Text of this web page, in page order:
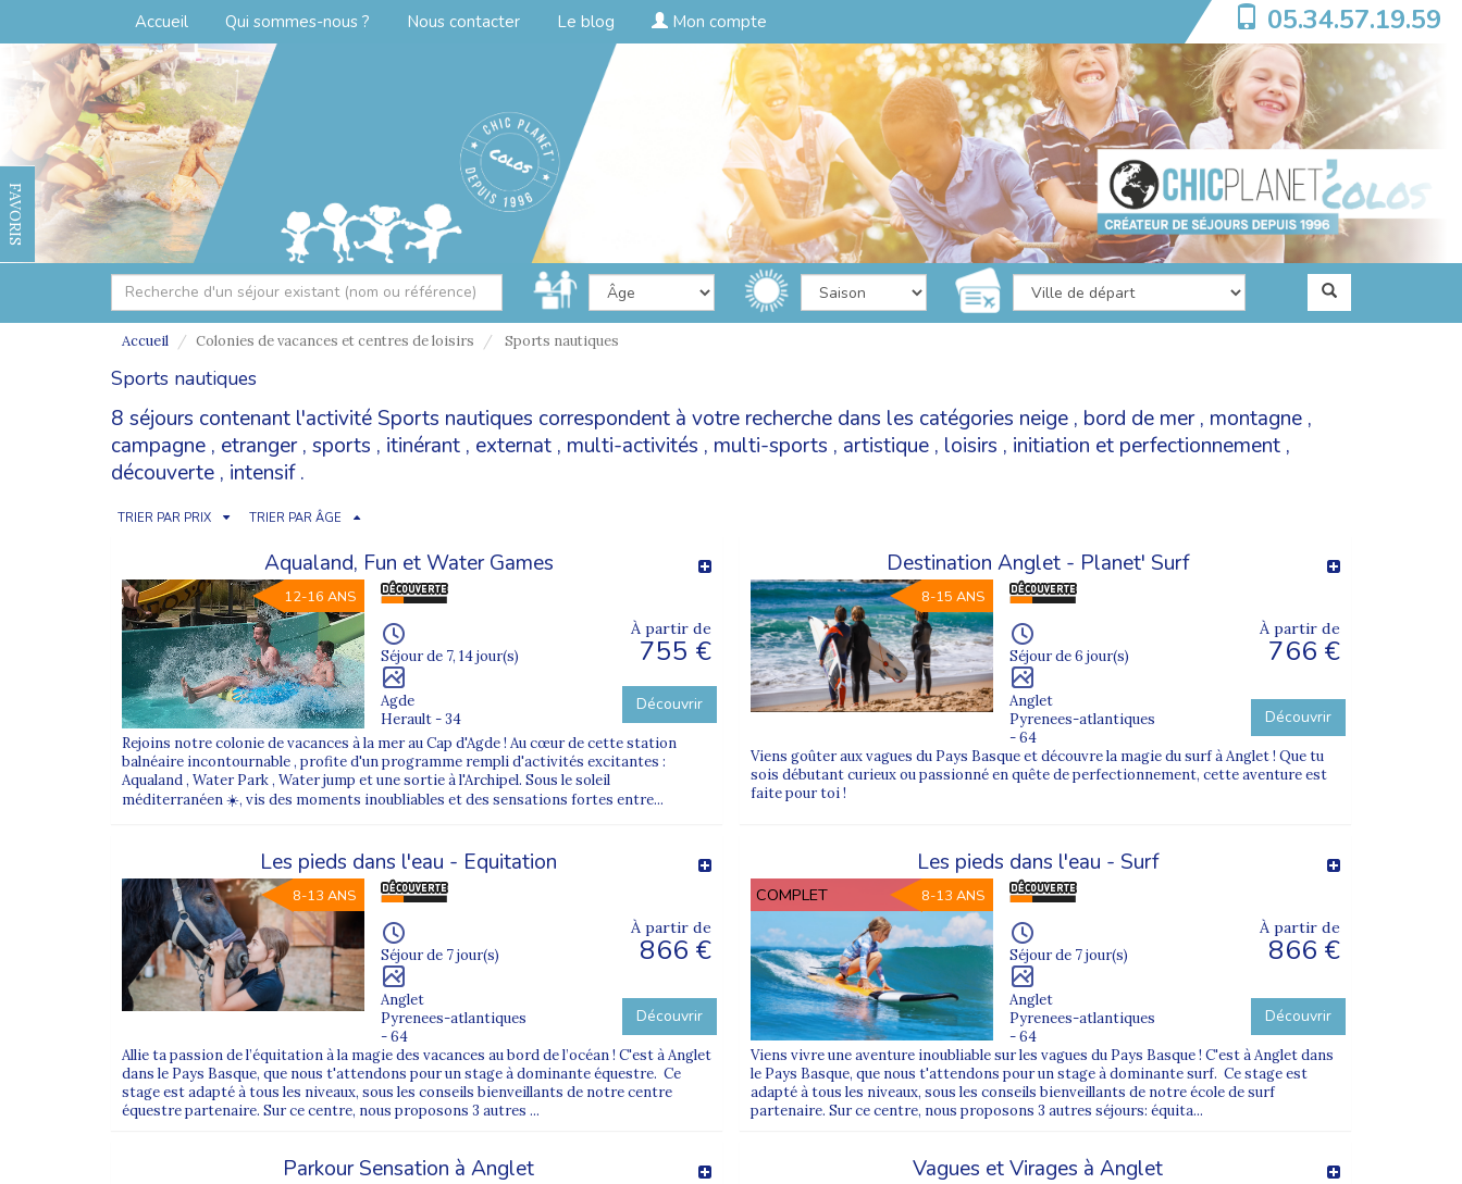
Accueil Qui sommes-nous ? Nous contacter Le blog Mon compte 05.34.57.19.59
FAVORIS
Accueil Colonies de vacances et centres de loisirs Sports nautiques
Sports nautiques
8 séjours contenant l'activité Sports nautiques correspondent à votre recherche dans les catégories neige , bord de mer, montagne ,
campagne , etranger, sports , itinérant , externat , multi-activités , multi-sports , artistique , loisirs , initiation et perfectionnement ,
découverte , intensif.
TRIER PAR PRIX TRIER PAR ÂGE
Aqualand, Fun et Water Games
12-16 ANS
Séjour de 7, 14 jour(s)
Agde
Herault - 34
À partir de
755 €
Découvrir
Rejoins notre colonie de vacances à la mer au Cap d'Agde ! Au cœur de cette station
balnéaire incontournable , profite d'un programme rempli d'activités excitantes :
Aqualand , Water Park , Water jump et une sortie à l'Archipel. Sous le soleil
méditerranéen ☀️, vis des moments inoubliables et des sensations fortes entre...
Destination Anglet - Planet' Surf
8-15 ANS
Séjour de 6 jour(s)
Anglet
Pyrenees-atlantiques
- 64
À partir de
766 €
Découvrir
Viens goûter aux vagues du Pays Basque et découvre la magie du surf à Anglet ! Que tu
sois débutant curieux ou passionné en quête de perfectionnement, cette aventure est
faite pour toi !
Les pieds dans l'eau - Equitation
8-13 ANS
Séjour de 7 jour(s)
Anglet
Pyrenees-atlantiques
- 64
À partir de
866 €
Découvrir
Allie ta passion de l’équitation à la magie des vacances au bord de l’océan ! C'est à Anglet
dans le Pays Basque, que nous t'attendons pour un stage à dominante équestre. Ce
stage est adapté à tous les niveaux, sous les conseils bienveillants de notre centre
équestre partenaire. Sur ce centre, nous proposons 3 autres ...
Les pieds dans l'eau - Surf
COMPLET 8-13 ANS
Séjour de 7 jour(s)
Anglet
Pyrenees-atlantiques
- 64
À partir de
866 €
Découvrir
Viens vivre une aventure inoubliable sur les vagues du Pays Basque ! C'est à Anglet dans
le Pays Basque, que nous t'attendons pour un stage à dominante surf. Ce stage est
adapté à tous les niveaux, sous les conseils bienveillants de notre école de surf
partenaire. Sur ce centre, nous proposons 3 autres séjours: équita...
Parkour Sensation à Anglet Vagues et Virages à Anglet